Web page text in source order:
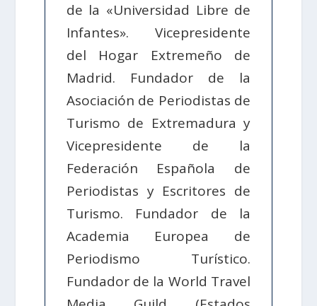
de la «Universidad Libre de
Infantes». Vicepresidente
del Hogar Extremeño de
Madrid. Fundador de la
Asociación de Periodistas de
Turismo de Extremadura y
Vicepresidente de la
Federación Española de
Periodistas y Escritores de
Turismo. Fundador de la
Academia Europea de
Periodismo Turístico.
Fundador de la World Travel